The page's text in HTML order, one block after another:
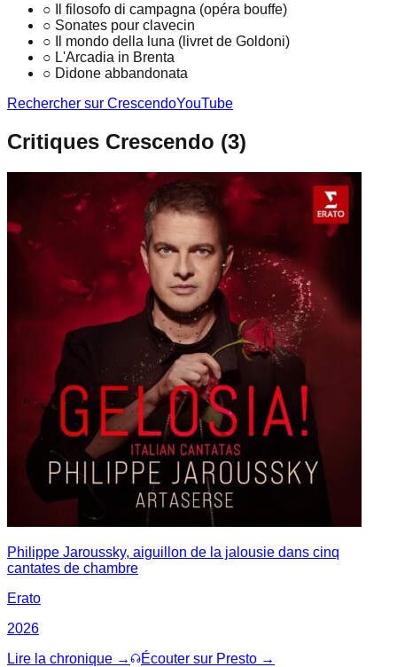
○
Il filosofo di campagna (opéra bouffe)
○ Sonates pour clavecin
○
Il mondo della luna (livret de Goldoni)
○ L'Arcadia in Brenta
○ Didone abbandonata
Rechercher sur CrescendoYouTube
Critiques Crescendo (3)
Philippe Jaroussky, aiguillon de la jalousie dans cinq
cantates de chambre
Erato
2026
Lire la chronique →
Écouter sur Presto →